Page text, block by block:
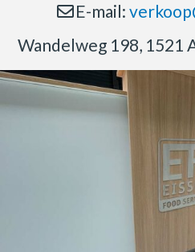
E-mail:
Wandelweg 198, 1521